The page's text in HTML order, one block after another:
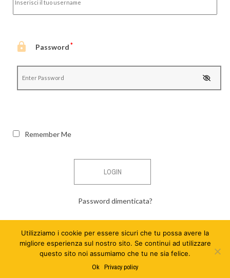
 Password *
Remember Me
Password dimenticata?
Circolo di cultura istroveneta "Istria"
Utilizziamo i cookie per essere sicuri che tu possa avere la
migliore esperienza sul nostro sito. Se continui ad utilizzare
questo sito noi assumiamo che tu ne sia felice.
Ok Privacy policy